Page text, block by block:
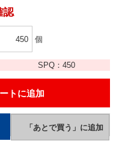
認
個
SPQ： 450